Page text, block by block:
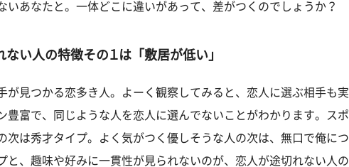
いあなたと。一体どこに違いがあって、差がつくのでしょうか？
ない人の特徴その１は「敷居が低い」
が見つかる恋多き人。よーく観察してみると、恋人に選ぶ相手も実
豊富で、同じような人を恋人に選んでないことがわかります。スポ
次は秀才タイプ。よく気がつく優しそうな人の次は、無口で俺につ
と、趣味や好みに一貫性が見られないのが、恋人が途切れない人の